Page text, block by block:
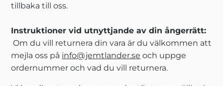
tillbaka till oss.
Instruktioner vid utnyttjande av din ångerrätt:
Om du vill returnera din vara är du välkommen att
mejla oss på info@jemtlander.se och uppge
ordernummer och vad du vill returnera.